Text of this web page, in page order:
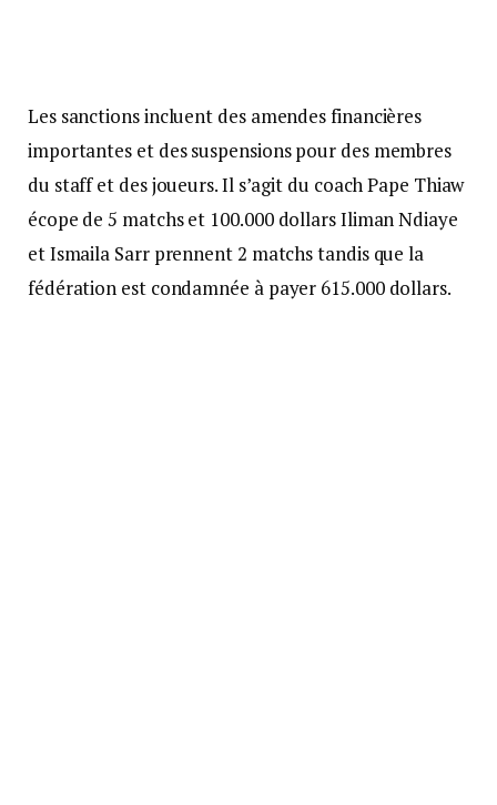
Les sanctions incluent des amendes financières
importantes et des suspensions pour des membres
du staff et des joueurs. Il s’agit du coach Pape Thiaw
écope de 5 matchs et 100.000 dollars Iliman Ndiaye
et Ismaila Sarr prennent 2 matchs tandis que la
fédération est condamnée à payer 615.000 dollars.